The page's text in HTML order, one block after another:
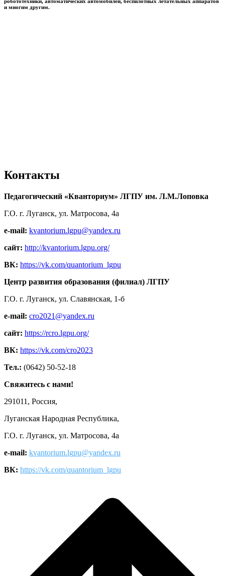
и многим другим.
Контакты
Педагогический «Кванториум» ЛГПУ им. Л.М.Лоповка
Г.О. г. Луганск, ул. Матросова, 4а
e-mail: kvantorium.lgpu@yandex.ru
сайт: http://kvantorium.lgpu.org/
ВК: https://vk.com/quantorium_lgpu
Центр развития образования (филиал) ЛГПУ
Г.О. г. Луганск, ул. Славянская, 1-б
e-mail: cro2021@yandex.ru
сайт: https://rcro.lgpu.org/
ВК: https://vk.com/cro2023
Тел.: (0642) 50-52-18
Свяжитесь с нами!
291011, Россия,
Луганская Народная Республика,
Г.О. г. Луганск, ул. Матросова, 4а
e-mail: kvantorium.lgpu@yandex.ru
ВК: https://vk.com/quantorium_lgpu